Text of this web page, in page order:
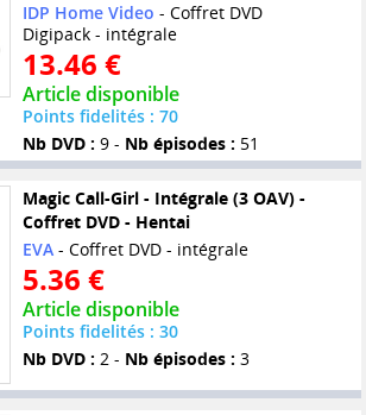
IDP Home Video - Coffret DVD
Digipack - intégrale
13.46 €
Article disponible
Points fidelités : 70
Nb DVD : 9 - Nb épisodes : 51
Magic Call-Girl - Intégrale (3 OAV) -
Coffret DVD - Hentai
EVA- Coffret DVD - intégrale
5.36 €
Article disponible
Points fidelités : 30
Nb DVD : 2 - Nb épisodes : 3